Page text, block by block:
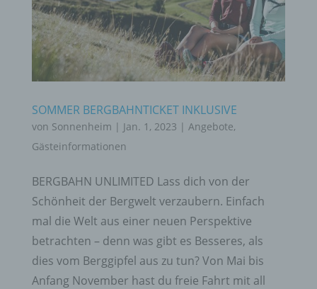
SOMMER BERGBAHNTICKET INKLUSIVE
von Sonnenheim | Jan. 1, 2023 | Angebote,
Gästeinformationen
BERGBAHN UNLIMITED Lass dich von der
Schönheit der Bergwelt verzaubern. Einfach
mal die Welt aus einer neuen Perspektive
betrachten – denn was gibt es Besseres, als
dies vom Berggipfel aus zu tun? Von Mai bis
Anfang November hast du freie Fahrt mit all